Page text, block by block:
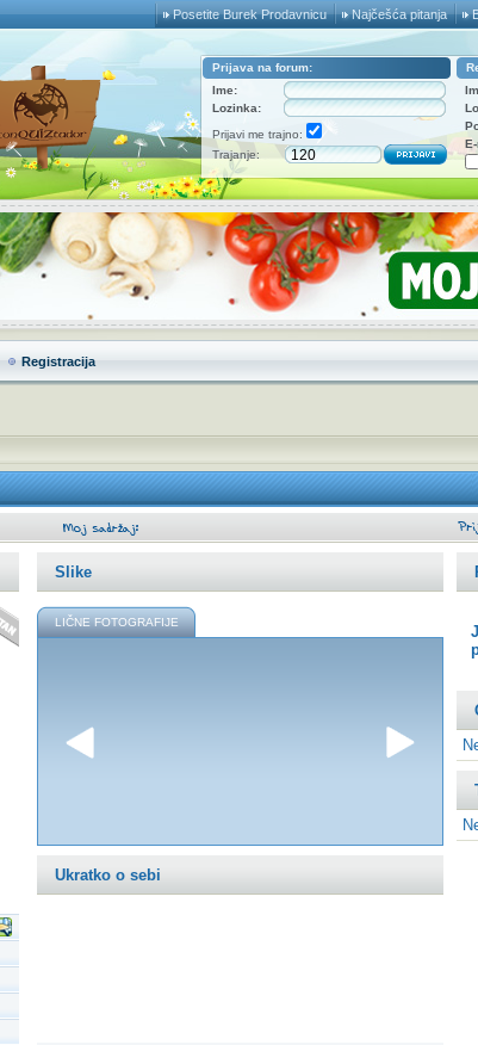
Najčešća pitanja
Posetite Burek Prodavnicu
Prijava na forum:
Ime:
Lozinka:
Prijavi me trajno:
Trajanje:
Registracija
Slike
LIČNE FOTOGRAFIJE
Ukratko o sebi